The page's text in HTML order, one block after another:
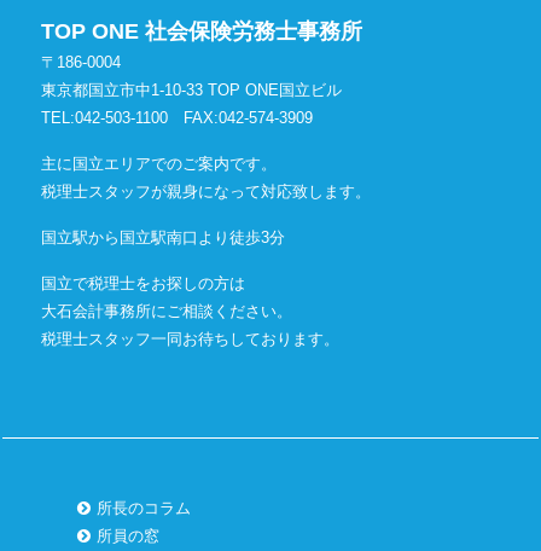
TOP ONE 社会保険労務士事務所
〒186-0004
東京都国立市中1-10-33 TOP ONE国立ビル
TEL:042-503-1100 FAX:042-574-3909
主に国立エリアでのご案内です。
税理士スタッフが親身になって対応致します。
国立駅から国立駅南口より徒歩3分
国立で税理士をお探しの方は
大石会計事務所にご相談ください。
税理士スタッフ一同お待ちしております。
所長のコラム
所員の窓